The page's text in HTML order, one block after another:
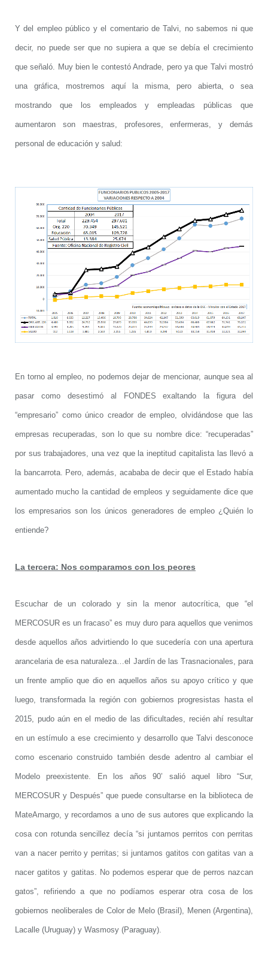
Y del empleo público y el comentario de Talvi, no sabemos ni que
decir, no puede ser que no supiera a que se debía el crecimiento
que señaló. Muy bien le contestó Andrade, pero ya que Talvi mostró
una gráfica, mostremos aquí la misma, pero abierta, o sea
mostrando que los empleados y empleadas públicas que
aumentaron son maestras, profesores, enfermeras, y demás
personal de educación y salud:
En torno al empleo, no podemos dejar de mencionar, aunque sea al
pasar como desestimó al FONDES exaltando la figura del
“empresario” como único creador de empleo, olvidándose que las
empresas recuperadas, son lo que su nombre dice: “recuperadas”
por sus trabajadores, una vez que la ineptitud capitalista las llevó a
la bancarrota. Pero, además, acababa de decir que el Estado había
aumentado mucho la cantidad de empleos y seguidamente dice que
los empresarios son los únicos generadores de empleo ¿Quién lo
entiende?
La tercera: Nos comparamos con los peores
Escuchar de un colorado y sin la menor autocrítica, que “el
MERCOSUR es un fracaso” es muy duro para aquellos que venimos
desde aquellos años advirtiendo lo que sucedería con una apertura
arancelaria de esa naturaleza…el Jardín de las Trasnacionales, para
un frente amplio que dio en aquellos años su apoyo crítico y que
luego, transformada la región con gobiernos progresistas hasta el
2015, pudo aún en el medio de las dificultades, recién ahí resultar
en un estímulo a ese crecimiento y desarrollo que Talvi desconoce
como escenario construido también desde adentro al cambiar el
Modelo preexistente. En los años 90’ salió aquel libro “Sur,
MERCOSUR y Después” que puede consultarse en la biblioteca de
MateAmargo, y recordamos a uno de sus autores que explicando la
cosa con rotunda sencillez decía “si juntamos perritos con perritas
van a nacer perrito y perritas; si juntamos gatitos con gatitas van a
nacer gatitos y gatitas. No podemos esperar que de perros nazcan
gatos”, refiriendo a que no podíamos esperar otra cosa de los
gobiernos neoliberales de Color de Melo (Brasil), Menen (Argentina),
Lacalle (Uruguay) y Wasmosy (Paraguay).